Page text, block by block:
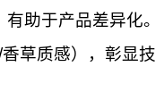
助于产品差异化。
草质感），彰显技